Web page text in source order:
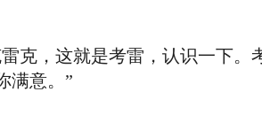
，这就是考雷，认识一下。
满意。”